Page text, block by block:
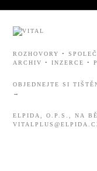
ROZHOVORY •
ARCHIV
•INZERCE •
OBJEDNEJTE SI
→
ELPIDA, O.P.S., NA